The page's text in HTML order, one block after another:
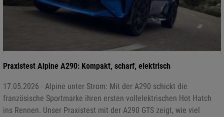
Praxistest Alpine A290: Kompakt, scharf, elektrisch
17.05.2026 - Alpine unter Strom: Mit der A290 schickt die
französische Sportmarke ihren ersten vollelektrischen Hot Hatch
ins Rennen. Unser Praxistest mit der A290 GTS zeigt, wie viel